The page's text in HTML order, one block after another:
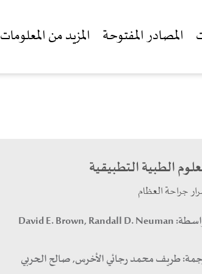
المصادر المفتوحة المزيد من المعلومات
الطبية التطبيقية
جراحة العظام
طريف محمد رجائي الأخرس, صالح الحربي